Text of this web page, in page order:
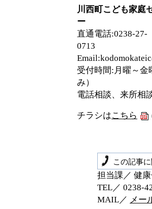
川西町こども家庭
ー
直通電話:0238-27-
受付時間:月曜～
電話相談、来所
チラシはこちら
この記事
担当課／ 健
TEL／
MAIL／ メー